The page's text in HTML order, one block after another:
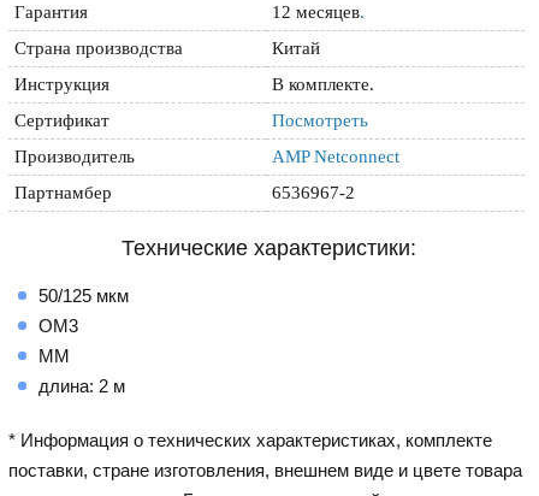
Гарантия
12 месяцев.
Страна производства
Китай
Инструкция
В комплекте.
Сертификат
Посмотреть
Производитель
AMP Netconnect
Партнамбер
6536967-2
Технические характеристики:
50/125 мкм
OM3
MM
длина: 2 м
* Информация о технических характеристиках, комплекте
поставки, стране изготовления, внешнем виде и цвете товара